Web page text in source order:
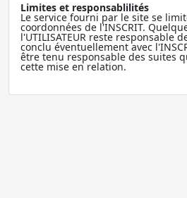
Limites et responsablilités
Le service fourni par le site se
coordonnées de l'INSCRIT.
l'UTILISATEUR reste responsable
conclu éventuellement avec
être tenu responsable des suites
cette mise en relation.